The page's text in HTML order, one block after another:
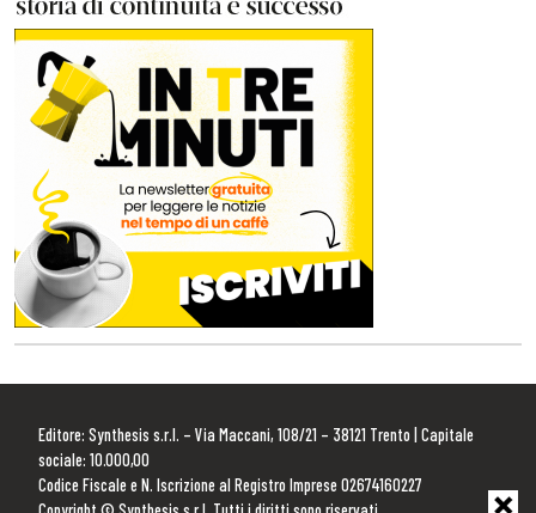
Editore: Synthesis s.r.l. – Via Maccani, 108/21 – 38121 Trento | Capitale
sociale: 10.000,00
Codice Fiscale e N. Iscrizione al Registro Imprese 02674160227